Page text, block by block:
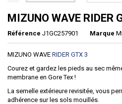
MIZUNO WAVE RIDER
Référence J1GC257901 Marque
MIZUNO WAVE RIDER GTX 3
Courez et gardez les pieds au sec
membrane en Gore Tex !
La semelle extérieure revisitée, vous
adhérence sur les sols mouillés.